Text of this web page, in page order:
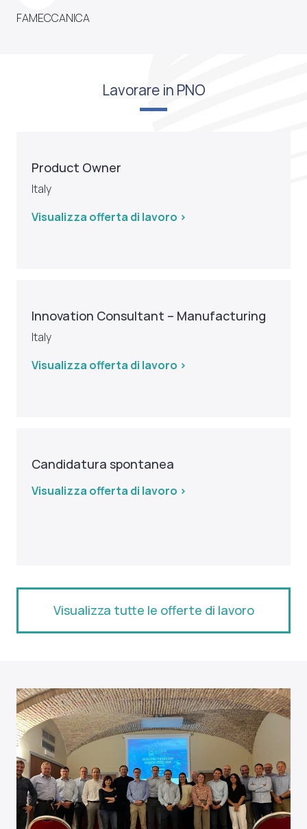
FAMECCANICA
Lavorare in PNO
Product Owner
Italy
Visualizza offerta di lavoro >
Innovation Consultant – Manufacturing
Italy
Visualizza offerta di lavoro >
Candidatura spontanea
Visualizza offerta di lavoro >
Visualizza tutte le offerte di lavoro